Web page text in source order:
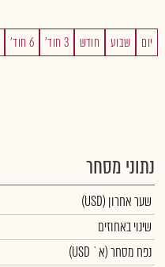
יום שבוע חודש 3 חוד' 6 חוד'
נתוני מסחר
שער אחרון (USD)
שינוי באחוזים
נפח מסחר(א` USD)